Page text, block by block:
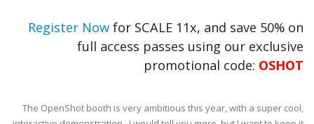
Register Now for SCALE 11x, and save 50% on
full access passes using our exclusive
promotional code: OSHOT
The OpenShot booth is very ambitious this year, with a super cool,